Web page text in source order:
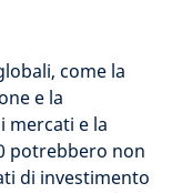
come la
e la
mercati e la
potrebbero non
di investimento